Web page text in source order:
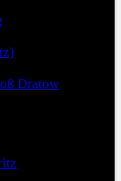
Dratow